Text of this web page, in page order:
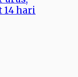
hari